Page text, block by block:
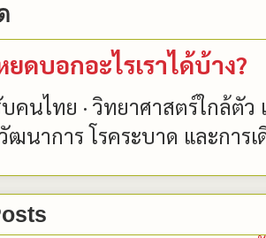
ดบอกอะไรเราได้บ้าง?
คนไทย · วิทยาศาสตร์ใกล้ตัว
ฒนาการ โรคระบาด และการ